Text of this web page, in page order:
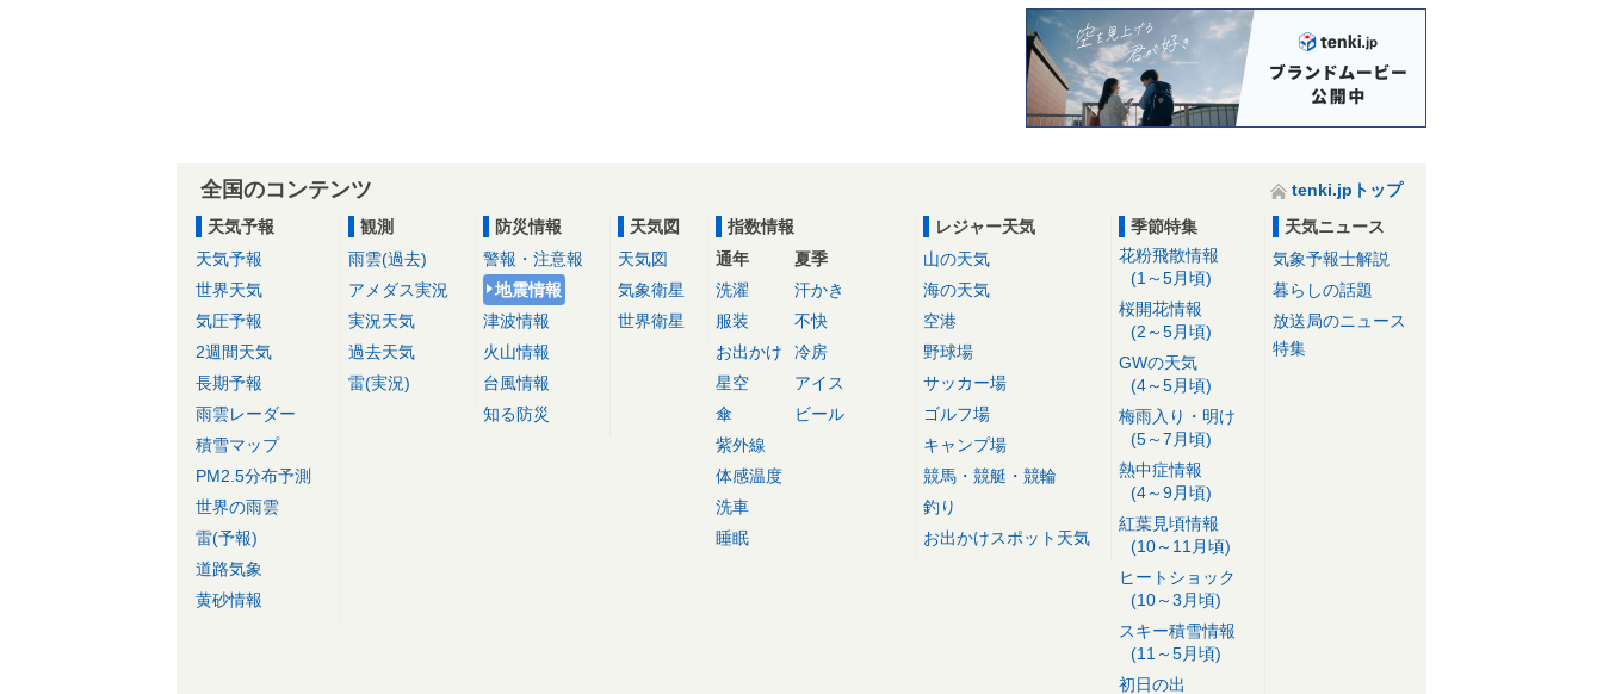
全国のコンテンツ
tenki.jpトップ
天気予報
天気予報
世界天気
気圧予報
2週間天気
長期予報
雨雲レーダー
積雪マップ
PM2.5分布予測
世界の雨雲
雷(予報)
道路気象
黄砂情報
観測
雨雲(過去)
アメダス実況
実況天気
過去天気
雷(実況)
防災情報
警報・注意報
地震情報
津波情報
火山情報
台風情報
知る防災
天気図
天気図
気象衛星
世界衛星
指数情報
通年
洗濯
服装
お出かけ
星空
傘
紫外線
体感温度
洗車
睡眠
夏季
汗かき
不快
冷房
アイス
ビール
レジャー天気
山の天気
海の天気
空港
野球場
サッカー場
ゴルフ場
キャンプ場
競馬・競艇・競輪
釣り
お出かけスポット天気
季節特集
花粉飛散情報
(1～5月頃)
桜開花情報
(2～5月頃)
GWの天気
(4～5月頃)
梅雨入り・明け
(5～7月頃)
熱中症情報
(4～9月頃)
紅葉見頃情報
(10～11月頃)
ヒートショック
(10～3月頃)
スキー積雪情報
(11～5月頃)
初日の出
天気ニュース
気象予報士解説
暮らしの話題
放送局のニュース
特集